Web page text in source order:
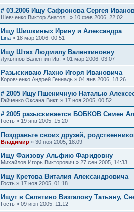
# 03.2006 Ищу Сафронова Сергея
Шевченко Виктор Анатол.. » 10 фев 2006, 22:02
Ищу Шишкиных Ирину и Александра
Lina » 18 мар 2006, 00:51
Ищу Штах Людмилу Валентиновну
Лукьянов Валентин Ив. » 01 мар 2006, 03:07
Разыскиваю Лахно Игоря Ивановича
Коровченко Андрей Геннадь » 04 янв 2006, 18:26
# 2005 Ищу Пшеничную Наталью
Гайченко Оксана Викт. » 17 ноя 2005, 00:52
# 2005 разыскиваетcя БОБКОВ Семен
Гость » 19 янв 2005, 15:20
Поздравьте своих друзей,
Владимир » 30 ноя 2005, 18:09
Ищу Фаизову Альфию Фаридовну
Михайлов Игорь Викторович » 27 сен 2005, 14:33
Ищу Кретова Виталия Александровича
Гость » 17 ноя 2005, 01:18
Ищут в Селятино Визгалову Татьяну,
Гость » 09 июн 2005, 11:12